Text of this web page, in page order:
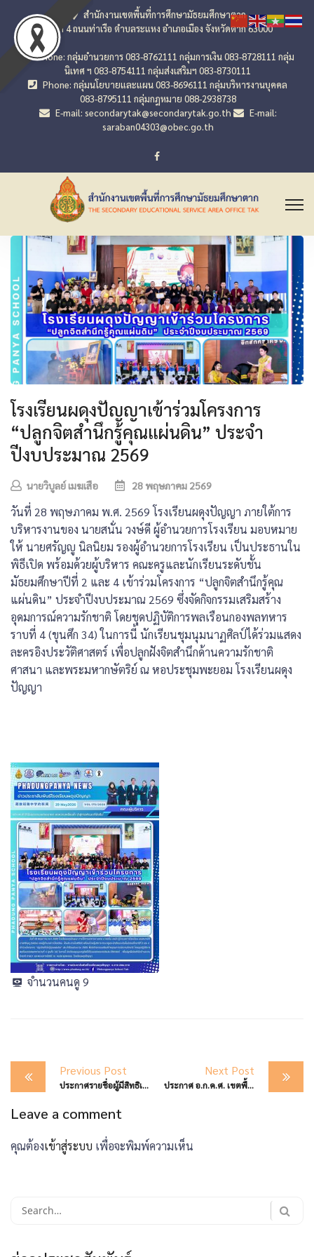
สำนักงานเขตพื้นที่การศึกษามัธยมศึกษาตาก
เลขที่ 4 ถนนท่าเรือ ตำบลระแหง อำเภอเมือง จังหวัดตาก 63000
Phone: กลุ่มอำนวยการ 083-8762111 กลุ่มการเงิน 083-8728111 กลุ่ม
นิเทศ ฯ 083-8754111 กลุ่มส่งเสริมฯ 083-8730111
Phone: กลุ่มนโยบายและแผน 083-8696111 กลุ่มบริหารงานบุคคล
083-8795111 กลุ่มกฎหมาย 088-2938738
E-mail: secondarytak@secondarytak.go.th
E-mail:
saraban04303@obec.go.th
โรงเรียนผดุงปัญญาเข้าร่วมโครงการ
“ปลูกจิตสำนึกรู้คุณแผ่นดิน” ประจำ
ปีงบประมาณ 2569
นายวิบูลย์ เมฆเสือ 28 พฤษภาคม 2569
วันที่ 28 พฤษภาคม พ.ศ. 2569 โรงเรียนผดุงปัญญา ภายใต้การ
บริหารงานของ นายสนั่น วงษ์ดี ผู้อำนวยการโรงเรียน มอบหมาย
ให้ นายศรัญญู นิลนิยม รองผู้อำนวยการโรงเรียน เป็นประธานใน
พิธีเปิด พร้อมด้วยผู้บริหาร คณะครูและนักเรียนระดับชั้น
มัธยมศึกษาปีที่ 2 และ 4 เข้าร่วมโครงการ “ปลูกจิตสำนึกรู้คุณ
แผ่นดิน” ประจำปีงบประมาณ 2569 ซึ่งจัดกิจกรรมเสริมสร้าง
อุดมการณ์ความรักชาติ โดยชุดปฏิบัติการพลเรือนกองพลทหาร
ราบที่ 4 (ขุนศึก 34) ในการนี้ นักเรียนชุมนุมนาฏศิลป์ได้ร่วมแสดง
ละครอิงประวัติศาสตร์ เพื่อปลูกฝังจิตสำนึกด้านความรักชาติ
ศาสนา และพระมหากษัตริย์ ณ หอประชุมพะยอม โรงเรียนผดุง
ปัญญา
จำนวนคนดู 9
Post
navigation
Previous Post
ประกาศรายชื่อผู้มีสิทธิเข้ารับการคัดเลือกบุคคลเพื่อจัดจ้างเป็นลูกจ้างชั่วคราว ตำแหน่งครูผู้ช่วย สังกัดสำนักงานเขตพื้นที่การศึกษามัธยมศึกษาตาก
Next Post
ประกาศ อ.ก.ค.ศ. เขตพื้นที่การศึกษามัธมศึกษาตาก เรื่อง การขึ้นบัญชีผู้สอบแข่งขันได้ในบัญชีหนึ่งไปขึ้นบัญชีเป็นผู้สอบแข่งขันได้ในบัญชีอื่น เพื่อบรรจุและแต่งตั้งตั้ง เข้ารับราชการเป็นข้าราชการครูและบุคลากรทางการศึกษา ตำแหน่งครูผู้ช่วย สังกัดสำนักงานเขตพื้นที่การศึกษามัธยมศึกษาตาก
Leave a comment
คุณต้องเข้าสู่ระบบ เพื่อจะพิมพ์ความเห็น
Search